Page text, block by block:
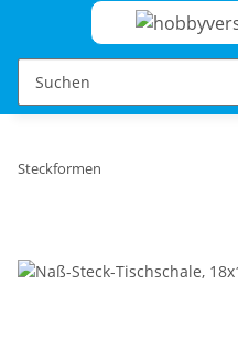
Steckformen